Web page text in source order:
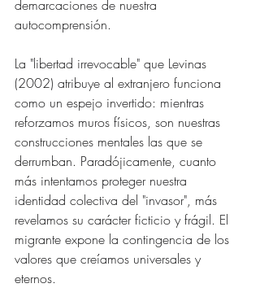
demarcaciones de nuestra
autocomprensión.
La "libertad irrevocable" que Levinas
(2002) atribuye al extranjero funciona
como un espejo invertido: mientras
reforzamos muros físicos, son nuestras
construcciones mentales las que se
derrumban. Paradójicamente, cuanto
más intentamos proteger nuestra
identidad colectiva del "invasor", más
revelamos su carácter ficticio y frágil. El
migrante expone la contingencia de los
valores que creíamos universales y
eternos.